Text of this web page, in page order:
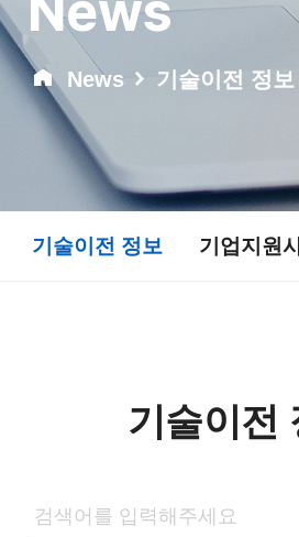
News 기술이전 정보​
기술이전 정보​ 기업지원
기술이전